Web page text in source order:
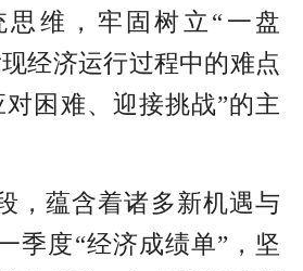
思维，牢固树立“一盘
经济运行过程中的难点
困难、迎接挑战”的主
，蕴含着诸多新机遇与
季度“经济成绩单”，坚